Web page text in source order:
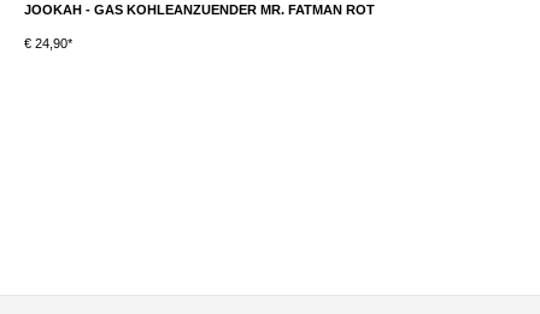
JOOKAH - GAS KOHLEANZUENDER MR. FATMAN ROT
€ 24,90*